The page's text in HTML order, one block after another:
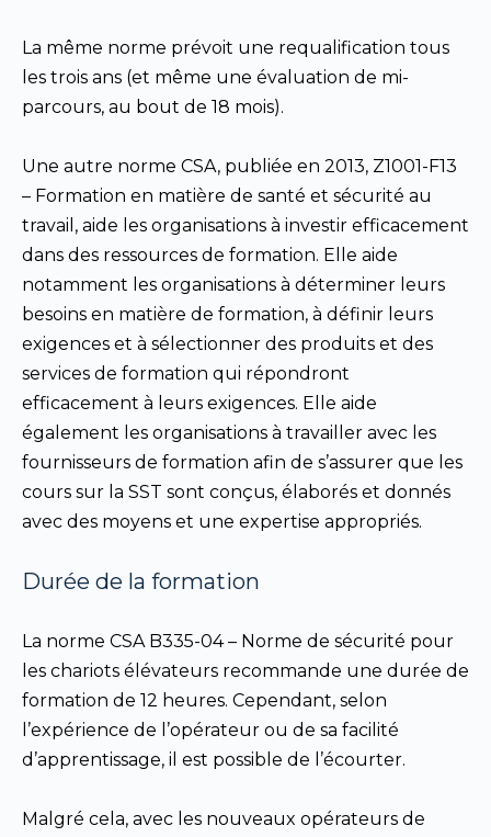
La même norme prévoit une requalification tous
les trois ans (et même une évaluation de mi-
parcours, au bout de 18 mois).
Une autre norme CSA, publiée en 2013, Z1001-F13
– Formation en matière de santé et sécurité au
travail, aide les organisations à investir efficacement
dans des ressources de formation. Elle aide
notamment les organisations à déterminer leurs
besoins en matière de formation, à définir leurs
exigences et à sélectionner des produits et des
services de formation qui répondront
efficacement à leurs exigences. Elle aide
également les organisations à travailler avec les
fournisseurs de formation afin de s’assurer que les
cours sur la SST sont conçus, élaborés et donnés
avec des moyens et une expertise appropriés.
Durée de la formation
La norme CSA B335-04 – Norme de sécurité pour
les chariots élévateurs recommande une durée de
formation de 12 heures. Cependant, selon
l’expérience de l’opérateur ou de sa facilité
d’apprentissage, il est possible de l’écourter.
Malgré cela, avec les nouveaux opérateurs de